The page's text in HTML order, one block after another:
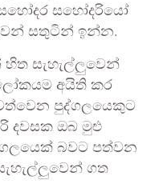
සහෝදරියෝ
සතුටින් ඉන්න.
සැහැල්ලුවෙන්
අයිති කර
පුද්ගලයෙකුට
දවසක ඔබ මුළු
බවට පත්වන
ගත